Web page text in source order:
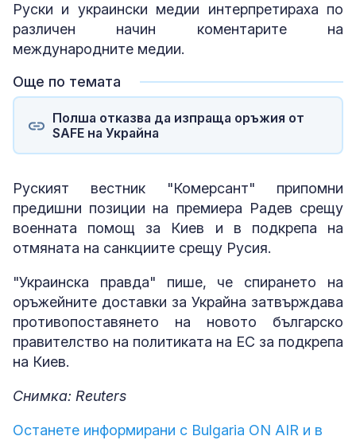
Руски и украински медии интерпретираха по
различен начин коментарите на
международните медии.
Още по темата
Полша отказва да изпраща оръжия от
SAFE на Украйна
Руският вестник "Комерсант" припомни
предишни позиции на премиера Радев срещу
военната помощ за Киев и в подкрепа на
отмяната на санкциите срещу Русия.
"Украинска правда" пише, че спирането на
оръжейните доставки за Украйна затвърждава
противопоставянето на новото българско
правителство на политиката на ЕС за подкрепа
на Киев.
Снимка: Reuters
Останете информирани с Bulgaria ON AIR и в